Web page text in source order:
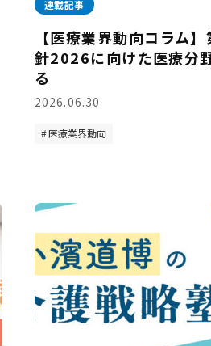
連載記事
【医療業界動向コラム
針2026に向けた医療分
る
2026.06.30
医療業界動向